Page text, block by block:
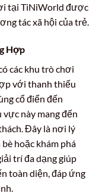
tại TiNiWorld được
tác xã hội của trẻ.
Hợp
các khu trò chơi
với thanh thiếu
cổ điển đến
này mang đến
Đây là nơi lý
hoặc khám phá
trí đa dạng giúp
toàn diện, đáp ứng